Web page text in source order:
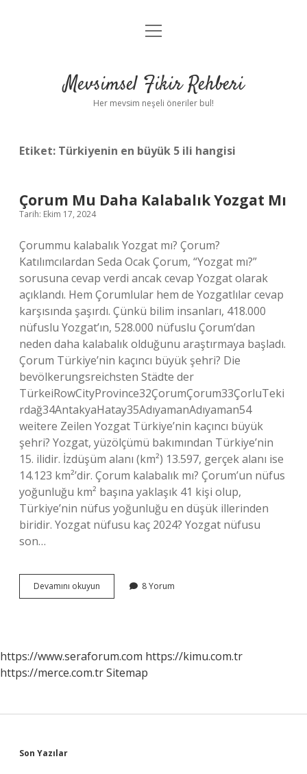
Anasayfa
Yasal Uyarı
menüyü
Mevsimsel Fikir Rehberi
Her mevsim neşeli öneriler bul!
Etiket: Türkiyenin en büyük 5 ili hangisi
Çorum Mu Daha Kalabalık Yozgat Mı
Tarih: Ekim 17, 2024
Çorummu kalabalık Yozgat mı? Çorum?
Katılımcılardan Seda Ocak Çorum, “Yozgat mı?”
sorusuna cevap verdi ancak cevap Yozgat olarak
açıklandı. Hem Çorumlular hem de Yozgatlılar cevap
karşısında şaşırdı. Çünkü bilim insanları, 418.000
nüfuslu Yozgat’ın, 528.000 nüfuslu Çorum’dan
neden daha kalabalık olduğunu araştırmaya başladı.
Çorum Türkiye’nin kaçıncı büyük şehri? Die
bevölkerungsreichsten Städte der
TürkeiRowCityProvince32ÇorumÇorum33ÇorluTeki
rdağ34AntakyaHatay35AdıyamanAdıyaman54
weitere Zeilen Yozgat Türkiye’nin kaçıncı büyük
şehri? Yozgat, yüzölçümü bakımından Türkiye’nin
15. ilidir. İzdüşüm alanı (km²) 13.597, gerçek alanı ise
14.123 km²’dir. Çorum kalabalık mı? Çorum’un nüfus
yoğunluğu km² başına yaklaşık 41 kişi olup,
Türkiye’nin nüfus yoğunluğu en düşük illerinden
biridir. Yozgat nüfusu kaç 2024? Yozgat nüfusu
son…
Devamını okuyun
Mu
8 Yorum
https://www.seraforum.com https://kimu.com.tr
https://merce.com.trSitemap
Sidebar
Son Yazılar